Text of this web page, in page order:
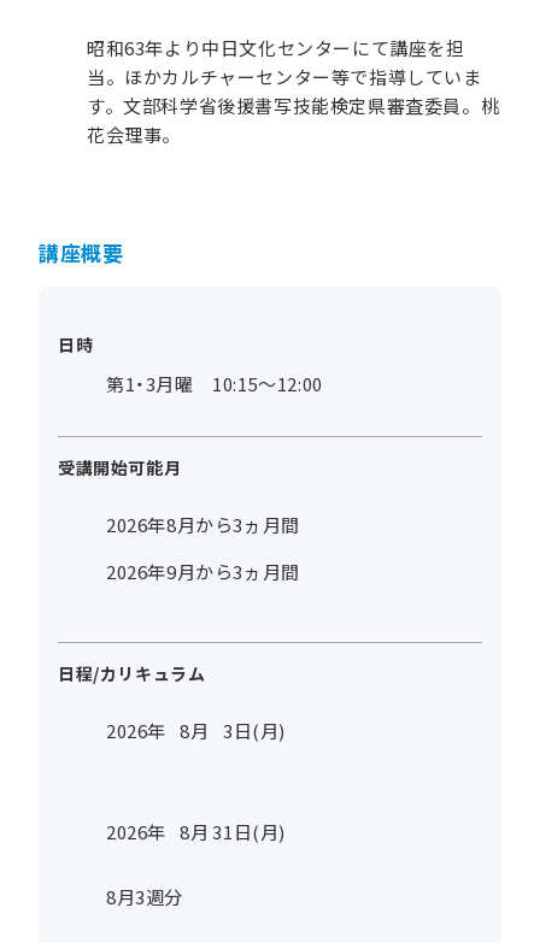
昭和63年より中日文化センターにて講座を担
当。ほかカルチャーセンター等で指導していま
す。文部科学省後援書写技能検定県審査委員。桃
花会理事。
講座概要
日時
第1・3月曜 10:15～12:00
受講開始可能月
2026年8月から3ヵ月間
2026年9月から3ヵ月間
日程/カリキュラム
2026年 8月 3日(月)
2026年 8月 31日(月)
8月3週分